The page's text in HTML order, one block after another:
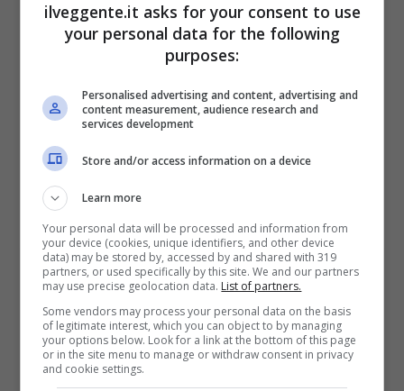
ARSENAL (4-3-3):Raya; White, Saliba, Gabriel,
Timber; Zubimendi, Rice, Odegaard; Saka,
Gyokeres, Martinelli.
MANCHESTER UNITED (4-2-3-1):Lammens;
Dalot, Maguire, Lisandro Martinez, Shaw;
Dorgu; Mbeumo.
POSSIBILE RISULTATO: 2-1
BONUS SPORTBET: 100€ SUBITO
Bonus 50€ SENZA deposito + fino a 50€ di
ilveggente.it asks for your consent to use
your personal data for the following
purposes:
Personalised advertising and content, advertising and
content measurement, audience research and
services development
Store and/or access information on a device
Learn more
Your personal data will be processed and information from
your device (cookies, unique identifiers, and other device
data) may be stored by, accessed by and shared with 319
partners, or used specifically by this site. We and our partners
may use precise geolocation data. List of partners.
Some vendors may process your personal data on the basis
of legitimate interest, which you can object to by managing
your options below. Look for a link at the bottom of this page
or in the site menu to manage or withdraw consent in privacy
and cookie settings.